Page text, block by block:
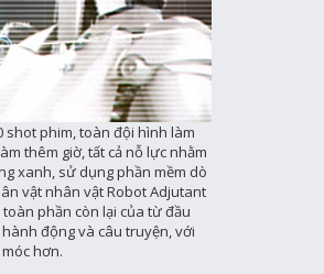
shot phim, toàn đội hình làm
thêm giờ, tất cả nỗ lực nhằm
xanh, sử dụng phần mềm dò
vật nhân vật Robot Adjutant
phần còn lại của từ đầu
động và câu truyện, với
hơn.